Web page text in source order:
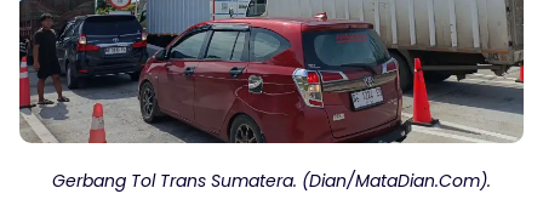
Gerbang Tol Trans Sumatera. (Dian/MataDian.Com).